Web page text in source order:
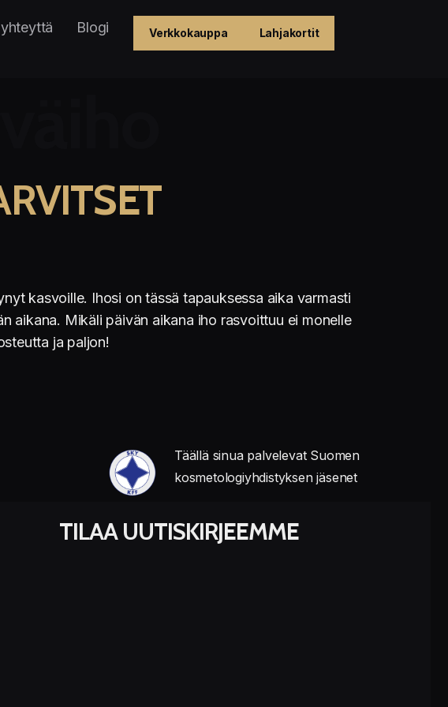
Blogi Verkkokauppa Lahjakortit
kasvoille. Ihosi on tässä tapauksessa aika varmasti
aikana. Mikäli päivän aikana iho rasvoittuu ei monelle
ja paljon!
Täällä sinua palvelevat Suomen
kosmetologiyhdistyksen jäsenet
TILAA UUTISKIRJEEMME